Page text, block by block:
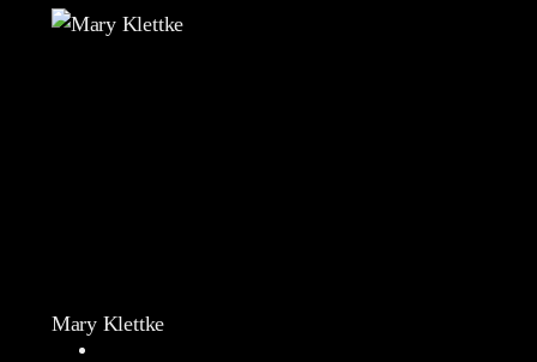
Mary Klettke